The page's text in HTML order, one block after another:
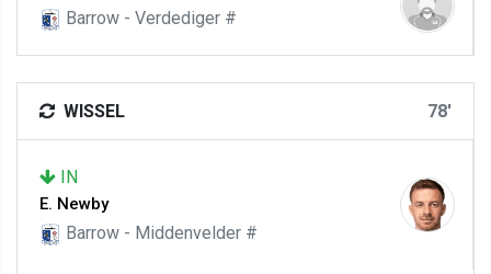
Barrow - Verdediger #
WISSEL 78'
IN
E. Newby
Barrow - Middenvelder #